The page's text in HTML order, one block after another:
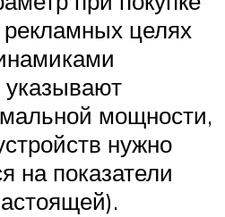
рекламных целях
указывают
мощности,
нужно
на показатели